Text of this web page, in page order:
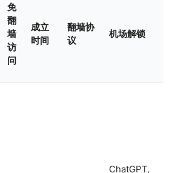
免
翻
墙
访
问
成立
时间
翻墙协
议
机场解锁
ChatGPT,